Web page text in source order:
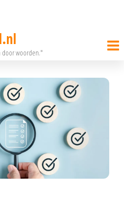
door woorden."